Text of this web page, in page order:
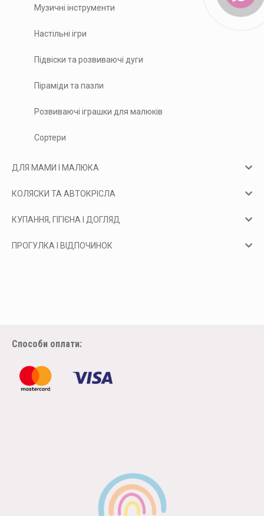
Музичні інструменти
Настільні ігри
Підвіски та розвиваючі дуги
Піраміди та пазли
Розвиваючі іграшки для малюків
Сортери
ДЛЯ МАМИ І МАЛЮКА
КОЛЯСКИ ТА АВТОКРІСЛА
КУПАННЯ, ГІГІЄНА І ДОГЛЯД
ПРОГУЛКА І ВІДПОЧИНОК
Способи оплати: